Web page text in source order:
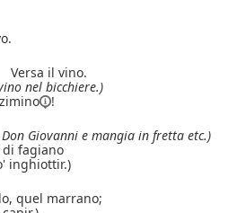
Versa il vino.
nel bicchiere.)
!
Giovanni e mangia in fretta etc.)
di fagiano
inghiottir.)
quel marrano;